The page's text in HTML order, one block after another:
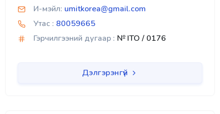
И-мэйл: umitkorea@gmail.com
Утас : 80059665
Гэрчилгээний дугаар : № ITO / 0176
Дэлгэрэнгүй